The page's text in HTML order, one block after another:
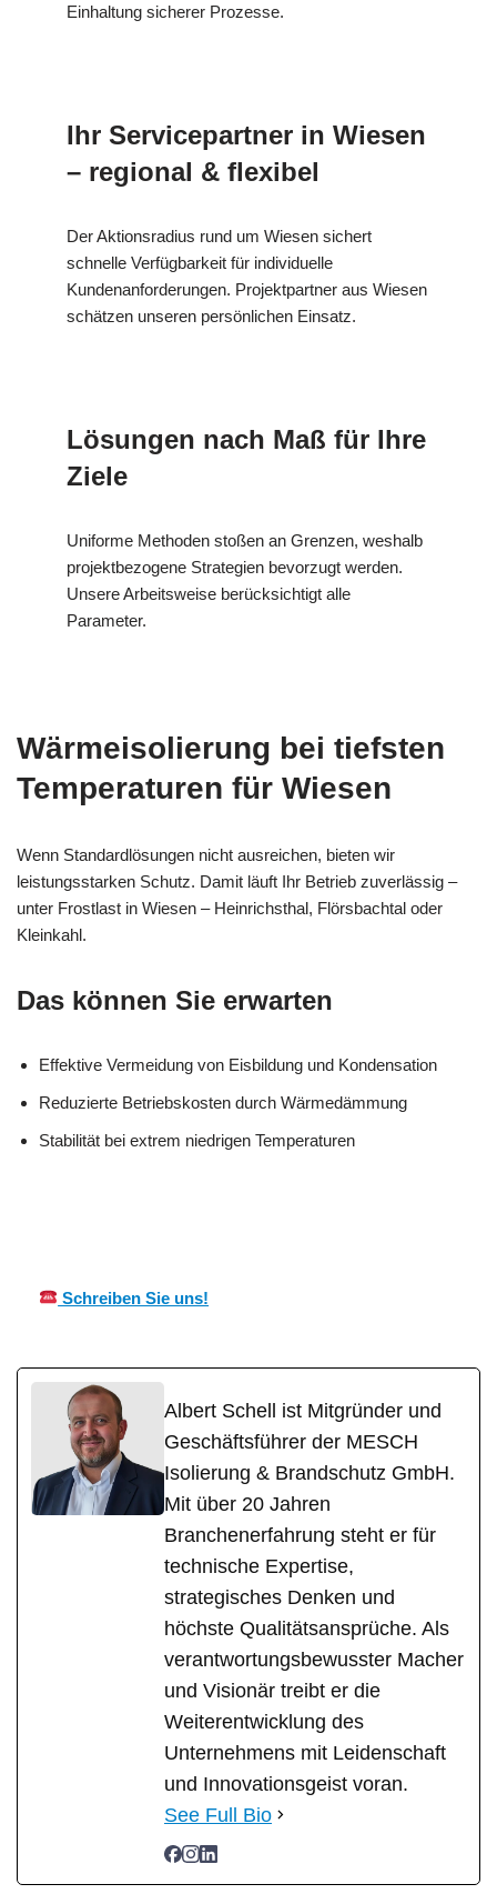
Einhaltung sicherer Prozesse.
Ihr Servicepartner in Wiesen
– regional & flexibel
Der Aktionsradius rund um Wiesen sichert
schnelle Verfügbarkeit für individuelle
Kundenanforderungen. Projektpartner aus Wiesen
schätzen unseren persönlichen Einsatz.
Lösungen nach Maß für Ihre
Ziele
Uniforme Methoden stoßen an Grenzen, weshalb
projektbezogene Strategien bevorzugt werden.
Unsere Arbeitsweise berücksichtigt alle
Parameter.
Wärmeisolierung bei tiefsten
Temperaturen für Wiesen
Wenn Standardlösungen nicht ausreichen, bieten wir
leistungsstarken Schutz. Damit läuft Ihr Betrieb zuverlässig –
unter Frostlast in Wiesen – Heinrichsthal, Flörsbachtal oder
Kleinkahl.
Das können Sie erwarten
Effektive Vermeidung von Eisbildung und Kondensation
Reduzierte Betriebskosten durch Wärmedämmung
Stabilität bei extrem niedrigen Temperaturen
Schreiben Sie uns!
Albert Schell ist Mitgründer und
Geschäftsführer der MESCH
Isolierung & Brandschutz GmbH.
Mit über 20 Jahren
Branchenerfahrung steht er für
technische Expertise,
strategisches Denken und
höchste Qualitätsansprüche. Als
verantwortungsbewusster Macher
und Visionär treibt er die
Weiterentwicklung des
Unternehmens mit Leidenschaft
und Innovationsgeist voran.
See Full Bio